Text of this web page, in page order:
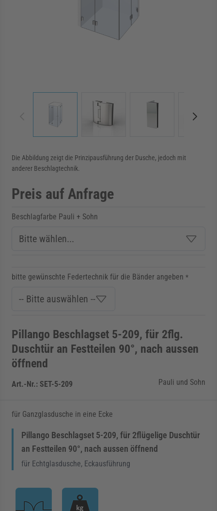
für Kategorie Zargen anzeigen
für Kategorie Angebote anzeigen
Die Abbildung zeigt die Prinzipausführung der Dusche, jedoch mit
anderer Beschlagtechnik.
Preis auf Anfrage
Beschlagfarbe Pauli + Sohn
bitte gewünschte Federtechnik für die Bänder angeben *
Pillango Beschlagset 5-209, für 2flg.
Duschtür an Festteilen 90°, nach aussen
öffnend
Art.-Nr.: SET-5-209 Pauli und Sohn
für Ganzglasdusche in eine Ecke
Pillango Beschlagset 5-209, für 2flügelige Duschtür
an Festteilen 90°, nach aussen öffnend
für Echtglasdusche, Eckausführung